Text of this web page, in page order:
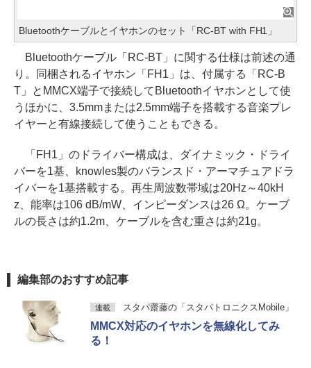
Bluetoothケーブルとイヤホンのセット「RC-BT with FH1」
Bluetoothケーブル「RC-BT」に関する仕様は前述の通
り。同梱されるイヤホン「FH1」は、付属する「RC-B
T」とMMCX端子で接続してBluetoothイヤホンとして使
うほかに、3.5mmまたは2.5mm端子を搭載する音楽プレ
イヤーと有線接続して使うこともできる。
「FH1」のドライバー構成は、ダイナミック・ドライ
バーを1基、knowles製のバランスド・アーマチュアドラ
イバーを1基搭載する。再生周波数帯域は20Hz～40kH
z、能率は106 dB/mW、インピーダンスは26 Ω。ケーブ
ルの長さは約1.2m、ケーブルを含む重さは約21g。
編集部のおすすめ記事
連載 スタパ齋藤の「スタパトロニクスMobile」
MMCX対応のイヤホンを無線化してみ
る！